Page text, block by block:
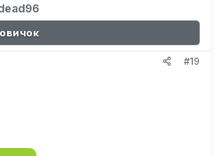
#19